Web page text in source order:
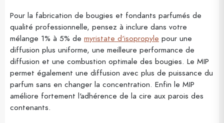
Pour la fabrication de bougies et fondants parfumés de
qualité professionnelle, pensez à inclure dans votre
mélange 1% à 5% de myristate d'isopropyle pour une
diffusion plus uniforme, une meilleure performance de
diffusion et une combustion optimale des bougies. Le MIP
permet également une diffusion avec plus de puissance du
parfum sans en changer la concentration. Enfin le MIP
améliore fortement l'adhérence de la cire aux parois des
contenants.